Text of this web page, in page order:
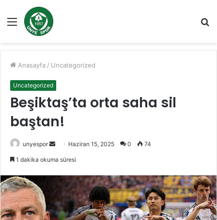
Menü
...
Anasayfa / Uncategorized
Uncategorized
Beşiktaş’ta orta saha sil
baştan!
unyespor
Bir
göndermek
Haziran 15, 2025 0 74
1 dakika okuma süresi